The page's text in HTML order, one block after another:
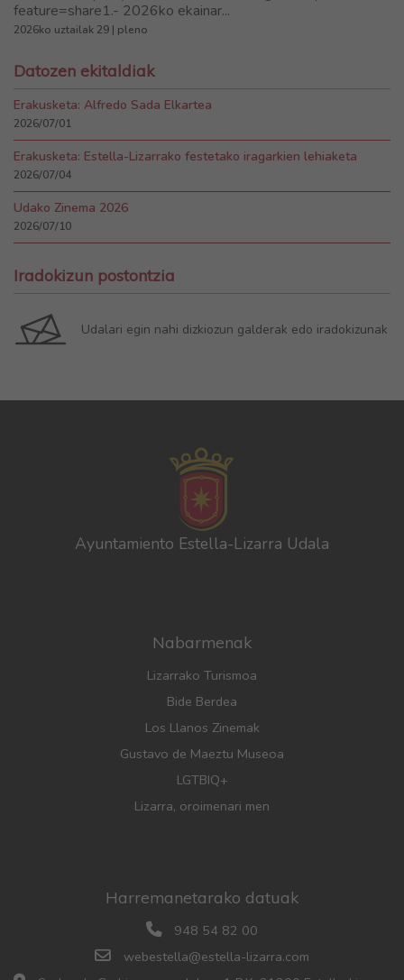
feature=share1.- 2026ko ekainar...
2026ko uztailak 29 | pleno
Datozen ekitaldiak
Erakusketa: Alfredo Sada Elkartea
2026/07/01
Erakusketa: Estella-Lizarrako festetako iragarkien lehiaketa
2026/07/04
Udako Zinema 2026
2026/07/10
Iradokizun postontzia
Udalari egin nahi dizkiozun galderak edo iradokizunak
Ayuntamiento Estella-Lizarra Udala
Nabarmenak
Lizarrako Turismoa
Bide Berdea
Los Llanos Zinemak
Gustavo de Maeztu Museoa
LGTBIQ+
Lizarra, oroimenari men
Harremanetarako datuak
948 54 82 00
webestella@estella-lizarra.com